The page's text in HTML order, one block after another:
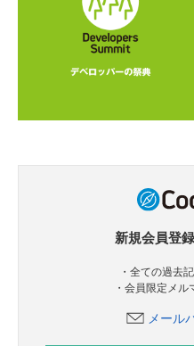
新規会員登録
・全ての過去
・会員限定メ
メール